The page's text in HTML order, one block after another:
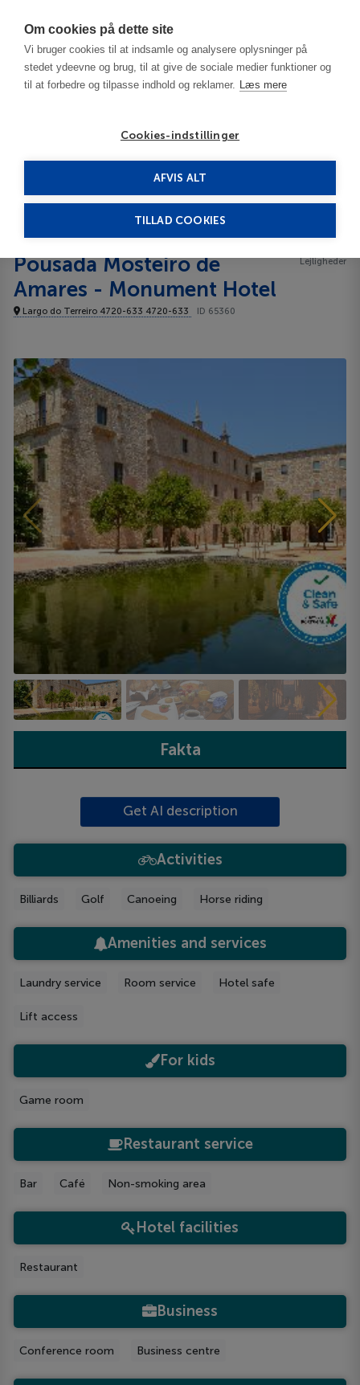
Om cookies på dette site
Vi bruger cookies til at indsamle og analysere oplysninger på
stedet ydeevne og brug, til at give de sociale medier funktioner og
til at forbedre og tilpasse indhold og reklamer. Læs mere
Cookies-indstillinger
AFVIS ALT
TILLAD COOKIES
Porto and North of Portugal
Pousada Mosteiro de Amares - Monument Hotel
Pousada Mosteiro de
Amares - Monument Hotel
Lejligheder
Largo do Terreiro 4720-633 4720-633 ID 65360
Fakta
Get AI description
Activities
Billiards Golf Canoeing Horse riding
Amenities and services
Laundry service Room service Hotel safe
Lift access
For kids
Game room
Restaurant service
Bar Café Non-smoking area
Hotel facilities
Restaurant
Business
Conference room Business centre